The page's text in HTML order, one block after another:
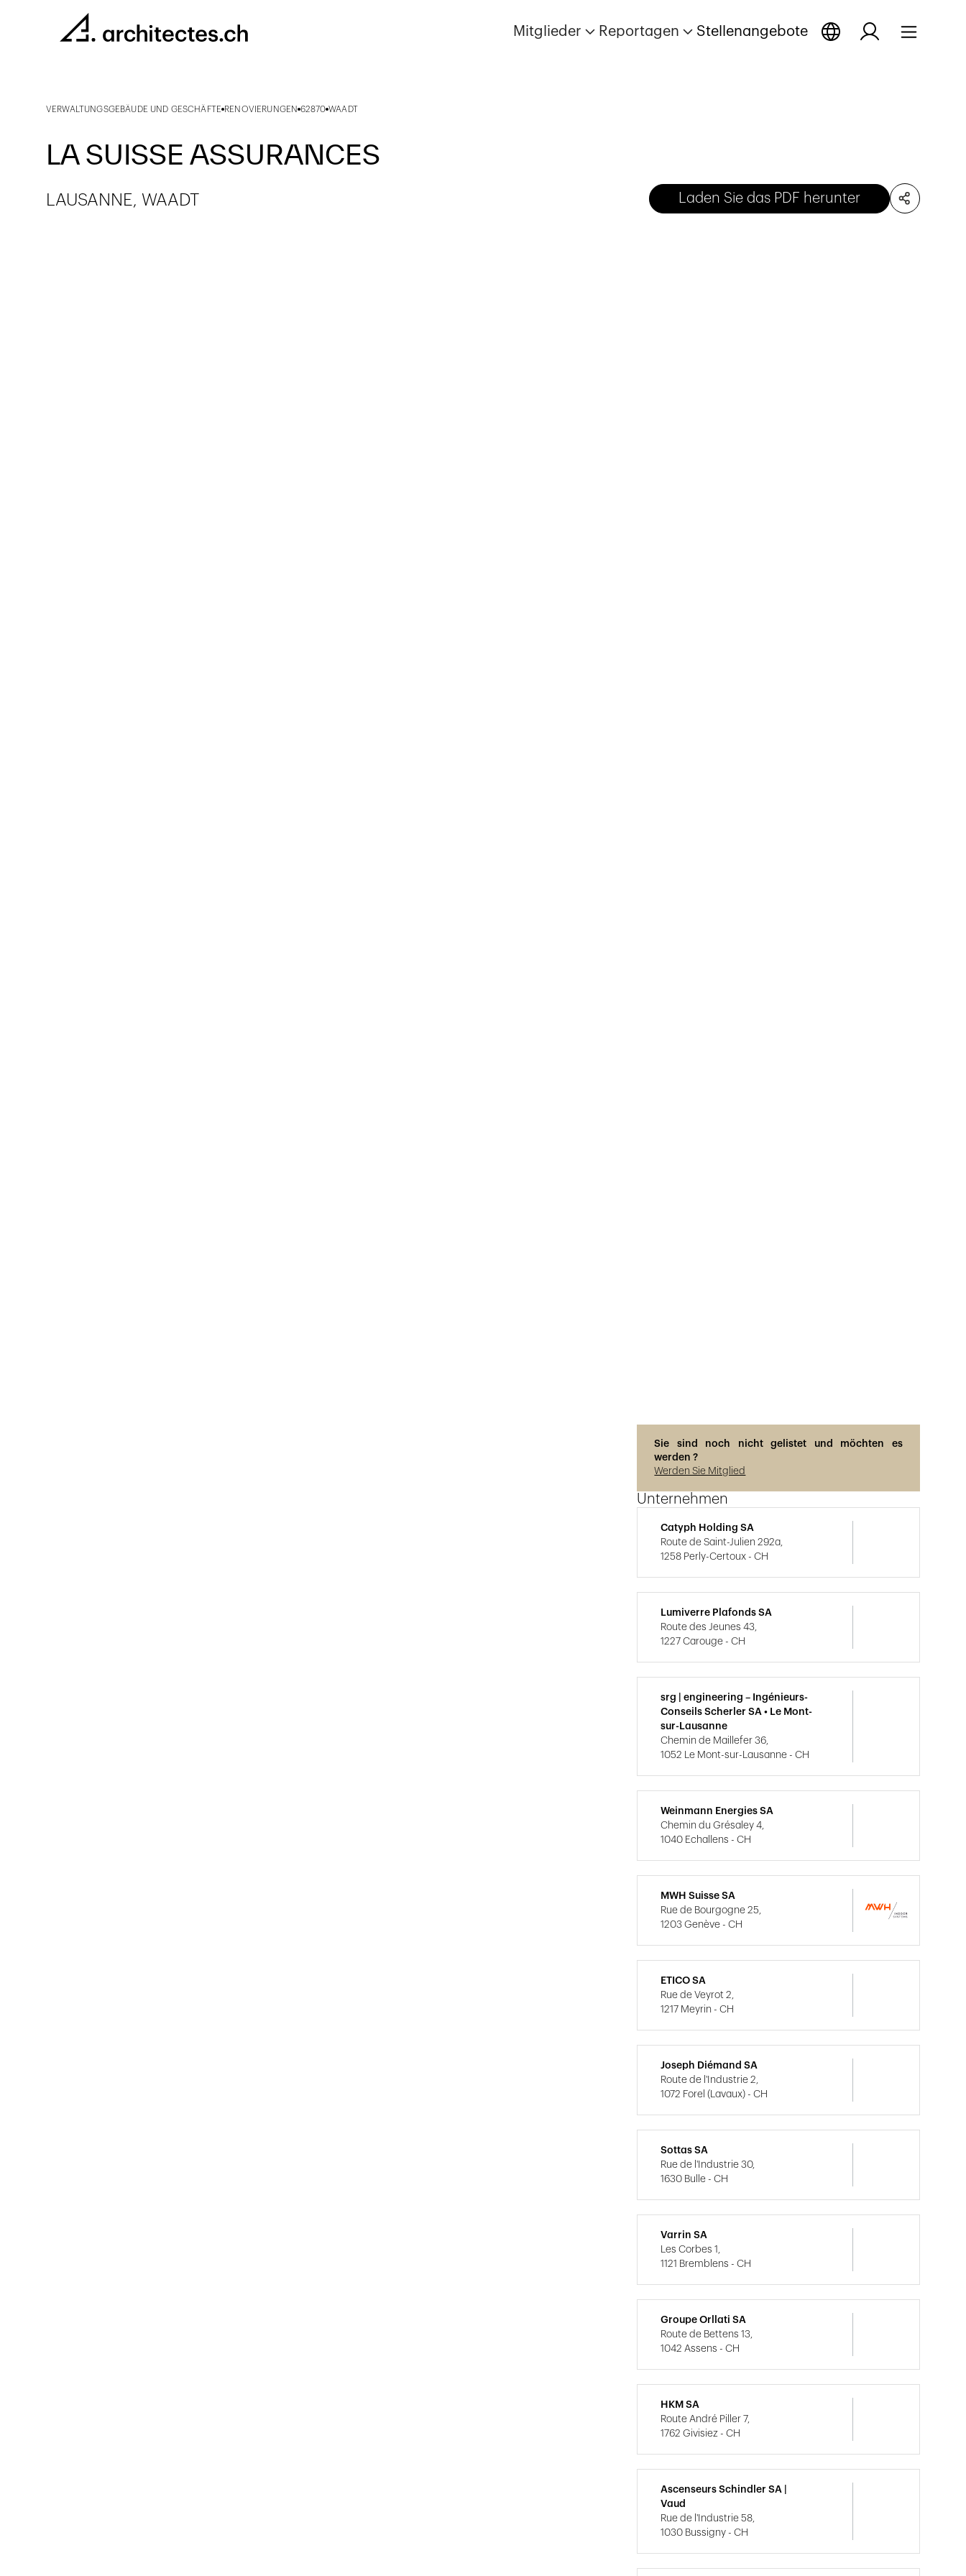
Mitglieder Reportagen Stellenangebote
VERWALTUNGSGEBÄUDE UND GESCHÄFTE RENOVIERUNGEN 62870 WAADT
LA SUISSE ASSURANCES
LAUSANNE, WAADT Laden Sie das PDF herunter
Sie sind noch nicht gelistet und möchten es
werden ?
Werden Sie Mitglied
Unternehmen
Catyph Holding SA
Route de Saint-Julien 292a,
1258 Perly-Certoux - CH
Lumiverre Plafonds SA
Route des Jeunes 43,
1227 Carouge - CH
srg | engineering – Ingénieurs-
Conseils Scherler SA • Le Mont-
sur-Lausanne
Chemin de Maillefer 36,
1052 Le Mont-sur-Lausanne - CH
Weinmann Energies SA
Chemin du Grésaley 4,
1040 Echallens - CH
MWH Suisse SA
Rue de Bourgogne 25,
1203 Genève - CH
ETICO SA
Rue de Veyrot 2,
1217 Meyrin - CH
Joseph Diémand SA
Route de l'Industrie 2,
1072 Forel (Lavaux) - CH
Sottas SA
Rue de l'Industrie 30,
1630 Bulle - CH
Varrin SA
Les Corbes 1,
1121 Bremblens - CH
Groupe Orllati SA
Route de Bettens 13,
1042 Assens - CH
HKM SA
Route André Piller 7,
1762 Givisiez - CH
Ascenseurs Schindler SA |
Vaud
Rue de l'Industrie 58,
1030 Bussigny - CH